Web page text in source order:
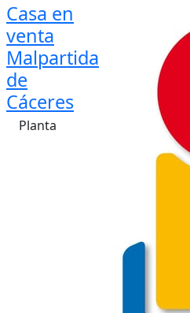
Casa en
venta
Malpartida
de
Cáceres
Planta